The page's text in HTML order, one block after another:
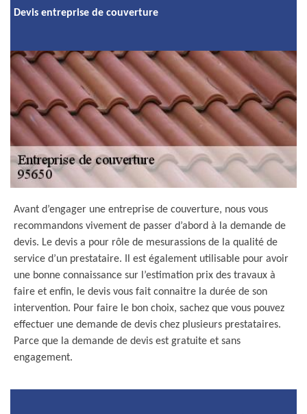
Devis entreprise de couverture
Avant d’engager une entreprise de couverture, nous vous
recommandons vivement de passer d’abord à la demande de
devis. Le devis a pour rôle de mesurassions de la qualité de
service d’un prestataire. Il est également utilisable pour avoir
une bonne connaissance sur l’estimation prix des travaux à
faire et enfin, le devis vous fait connaitre la durée de son
intervention. Pour faire le bon choix, sachez que vous pouvez
effectuer une demande de devis chez plusieurs prestataires.
Parce que la demande de devis est gratuite et sans
engagement.